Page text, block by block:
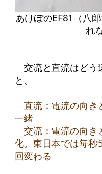
あけぼのEF81（八
れ
交流と直流はどう
と、
直流：電流の向き
一緒
交流：電流の向き
化。東日本では毎秒
回変わる